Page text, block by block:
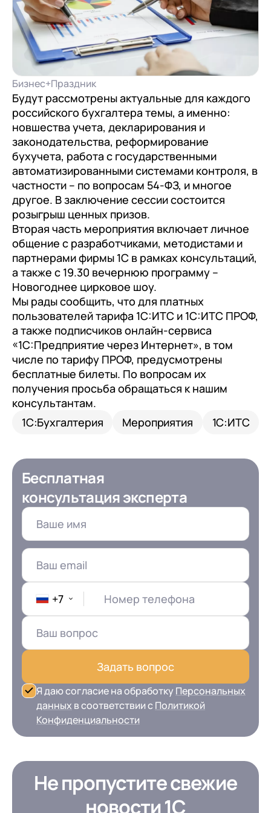
Бизнес+Праздник
Будут рассмотрены актуальные для каждого
российского бухгалтера темы, а именно:
новшества учета, декларирования и
законодательства, реформирование
бухучета, работа с государственными
автоматизированными системами контроля, в
частности – по вопросам 54-ФЗ, и многое
другое. В заключение сессии состоится
розыгрыш ценных призов.
Вторая часть мероприятия включает личное
общение с разработчиками, методистами и
партнерами фирмы 1С в рамках консультаций,
а также с 19.30 вечернюю программу –
Новогоднее цирковое шоу.
Мы рады сообщить, что для платных
пользователей тарифа 1С:ИТС и 1С:ИТС ПРОФ,
а также подписчиков онлайн-сервиса
«1С:Предприятие через Интернет», в том
числе по тарифу ПРОФ, предусмотрены
бесплатные билеты. По вопросам их
получения просьба обращаться к нашим
консультантам.
1С:Бухгалтерия
Мероприятия 1С:ИТС
Бесплатная
консультация эксперта
+7 Номер телефона
Задать вопрос
Я даю согласие на обработку Персональных
данных в соответствии сПолитикой
Конфиденциальности
Не пропустите свежие
новости 1С
Переход с Terrasoft CRM на 1С:CRM или
1С-Битрикс 24
документооборот (КЭДО)
1С:Кабинет сотрудника
Внутренний документооборот (СЭД)
1С:Документооборот 8
Управление финансами (FRP)
1С:Управление холдингом
WA:Финансист
Отраслевые решения
Легкая логистика
Бизнес-аналитика (BI)
1С:Аналитика
Управление взаимоотношениями
с клиентами (CRM)
1С:CRM
Лицензии 1С
Сервисы 1С
1С-ЭДО
1С:Контрагент
1С-Отчетность
1С:Фреш
Прочие отрасли
Контакты
Релокация
Грейды
Истории успеха
Отзывы сотрудников